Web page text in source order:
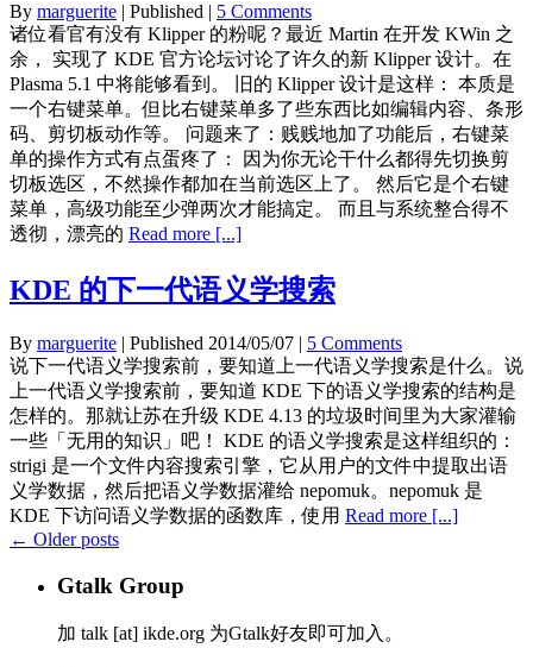
By marguerite | Published | 5 Comments
诸位看官有没有 Klipper 的粉呢？最近 Martin 在开发 KWin 之
余， 实现了 KDE 官方论坛讨论了许久的新 Klipper 设计。在
Plasma 5.1 中将能够看到。 旧的 Klipper 设计是这样： 本质是
一个右键菜单。但比右键菜单多了些东西比如编辑内容、条形
码、剪切板动作等。 问题来了：贱贱地加了功能后，右键菜
单的操作方式有点蛋疼了： 因为你无论干什么都得先切换剪
切板选区，不然操作都加在当前选区上了。 然后它是个右键
菜单，高级功能至少弹两次才能搞定。 而且与系统整合得不
透彻，漂亮的 Read more [...]
KDE 的下一代语义学搜索
By marguerite | Published 2014/05/07 | 5 Comments
说下一代语义学搜索前，要知道上一代语义学搜索是什么。说
上一代语义学搜索前，要知道 KDE 下的语义学搜索的结构是
怎样的。那就让苏在升级 KDE 4.13 的垃圾时间里为大家灌输
一些「无用的知识」吧！ KDE 的语义学搜索是这样组织的：
strigi 是一个文件内容搜索引擎，它从用户的文件中提取出语
义学数据，然后把语义学数据灌给 nepomuk。nepomuk 是
KDE 下访问语义学数据的函数库，使用 Read more [...]
← Older posts
Gtalk Group
加 talk [at] ikde.org 为Gtalk好友即可加入。